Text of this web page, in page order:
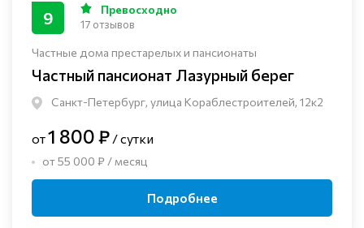
Частные дома престарелых и пансионаты
Частный пансионат Лазурный берег
Санкт-Петербург, улица Кораблестроителей, 12к2
9 Превосходно
17 отзывов
от1 800 ₽ / сутки
от 55 000 ₽ / месяц
Подробнее